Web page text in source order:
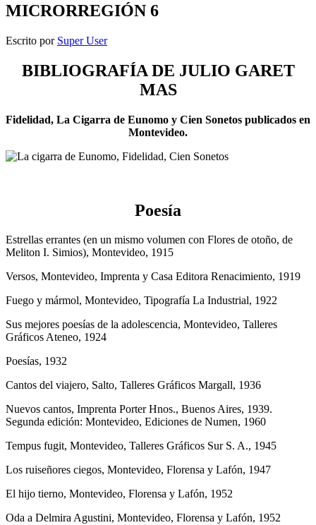
MICRORREGIÓN 6
Escrito por Super User
BIBLIOGRAFÍA DE JULIO GARET
MAS
Fidelidad, La Cigarra de Eunomo y Cien Sonetos publicados en
Montevideo.
Poesía
Estrellas errantes (en un mismo volumen con Flores de otoño, de
Meliton I. Simios), Montevideo, 1915
Versos, Montevideo, Imprenta y Casa Editora Renacimiento, 1919
Fuego y mármol, Montevideo, Tipografía La Industrial, 1922
Sus mejores poesías de la adolescencia, Montevideo, Talleres
Gráficos Ateneo, 1924
Poesías, 1932
Cantos del viajero, Salto, Talleres Gráficos Margall, 1936
Nuevos cantos, Imprenta Porter Hnos., Buenos Aires, 1939.
Segunda edición: Montevideo, Ediciones de Numen, 1960
Tempus fugit, Montevideo, Talleres Gráficos Sur S. A., 1945
Los ruiseñores ciegos, Montevideo, Florensa y Lafón, 1947
El hijo tierno, Montevideo, Florensa y Lafón, 1952
Oda a Delmira Agustini, Montevideo, Florensa y Lafón, 1952